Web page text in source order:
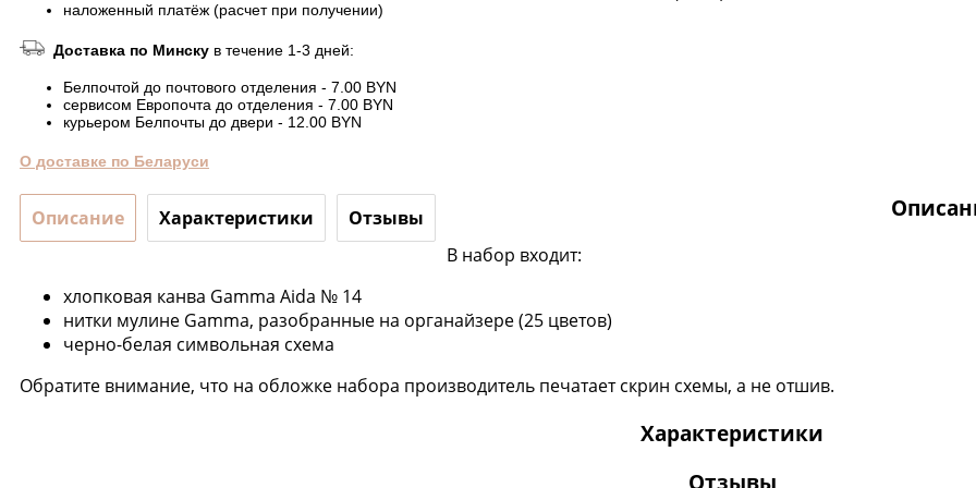
наложенный платёж (расчет при получении)
Доставка по Минску в течение 1-3 дней:
Белпочтой до почтового отделения - 7.00 BYN
сервисом Европочта до отделения - 7.00 BYN
курьером Белпочты до двери - 12.00 BYN
О доставке по Беларуси
Описание Характеристики Отзывы
В набор входит:
хлопковая канва Gamma Aida № 14
нитки мулине Gamma, разобранные на органайзере (25 цветов)
черно-белая символьная схема
Обратите внимание, что на обложке набора производитель печатает скрин схемы, а не отшив.
Характеристики
Отзывы